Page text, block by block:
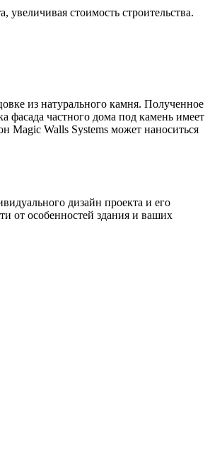
стоимость строительства.
из натурального камня. Полученное
фасада частного дома под камень имеет
Magic Walls Systems может наноситься
дизайн проекта и его
от особенностей здания и ваших